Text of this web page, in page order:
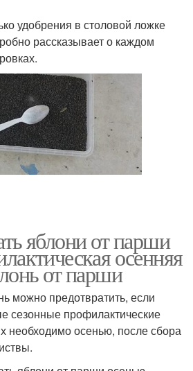
удобрения в столовой ложке
рассказывает о каждом
яблони от парши
осенняя
от парши
можно предотвратить, если
сезонные профилактические
необходимо осенью, после сбора